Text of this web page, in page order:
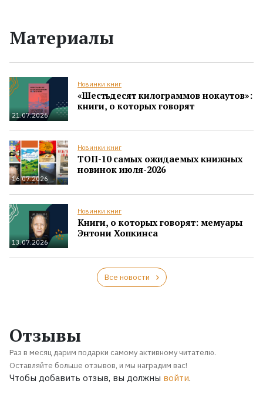
Материалы
21.07.2026
Новинки книг
«Шестьдесят килограммов нокаутов»:
книги, о которых говорят
16.07.2026
Новинки книг
ТОП-10 самых ожидаемых книжных
новинок июля-2026
13.07.2026
Новинки книг
Книги, о которых говорят: мемуары
Энтони Хопкинса
Все новости
Отзывы
Раз в месяц дарим подарки самому активному читателю.
Оставляйте больше отзывов, и мы наградим вас!
Чтобы добавить отзыв, вы должны войти.